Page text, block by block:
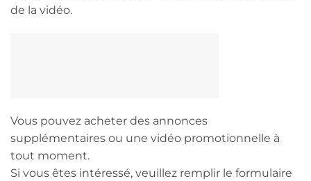
de la vidéo.
Vous pouvez acheter des annonces
supplémentaires ou une vidéo promotionnelle à
tout moment.
Si vous êtes intéressé, veuillez remplir le formulaire